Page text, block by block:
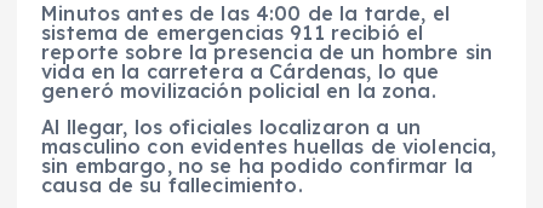
Minutos antes de las 4:00 de la tarde, el
sistema de emergencias 911 recibió el
reporte sobre la presencia de un hombre sin
vida en la carretera a Cárdenas, lo que
generó movilización policial en la zona.
Al llegar, los oficiales localizaron a un
masculino con evidentes huellas de violencia,
sin embargo, no se ha podido confirmar la
causa de su fallecimiento.